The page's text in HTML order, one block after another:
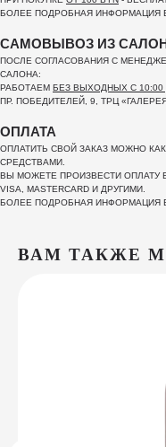
БОЛЕЕ ПОДРОБНАЯ ИНФОРМАЦИЯ
САМОВЫВОЗ ИЗ
ПОСЛЕ СОГЛАСОВАНИЯ С
САЛОНА:
РАБОТАЕМ БЕЗ ВЫХОДНЫХ С 10:00
ПР. ПОБЕДИТЕЛЕЙ, 9, ТРЦ
ОПЛАТА
ОПЛАТИТЬ СВОЙ ЗАКАЗ МОЖНО
СРЕДСТВАМИ.
ВЫ МОЖЕТЕ ПРОИЗВЕСТИ ОПЛАТУ
VISA, MASTERCARD И ДРУГИМИ.
БОЛЕЕ ПОДРОБНАЯ ИНФОРМАЦИЯ
ВАМ ТАКЖЕ